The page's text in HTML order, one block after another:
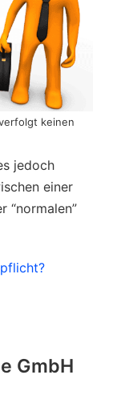
keinen
jedoch
einer
“normalen”
GmbH